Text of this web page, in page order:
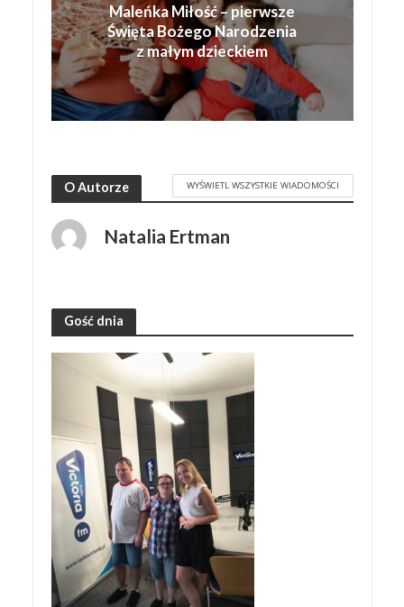
Maleńka Miłość – pierwsze
Święta Bożego Narodzenia
z małym dzieckiem
O Autorze WYŚWIETL WSZYSTKIE WIADOMOŚCI
Natalia Ertman
Gość dnia